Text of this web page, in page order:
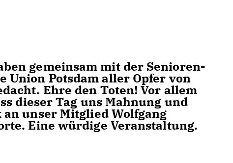
gemeinsam mit der Senioren-
Union Potsdam aller Opfer von
Ehre den Toten! Vor allem
dieser Tag uns Mahnung und
unser Mitglied Wolfgang
Eine würdige Veranstaltung.